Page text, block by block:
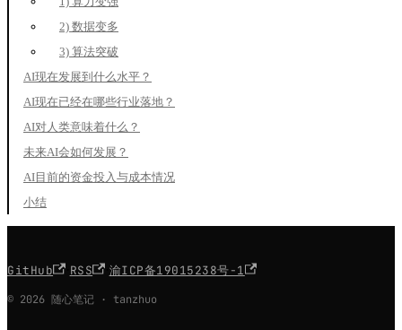
2) 数据变多
3) 算法突破
AI现在发展到什么水平？
AI现在已经在哪些行业落地？
AI对人类意味着什么？
未来AI会如何发展？
AI目前的资金投入与成本情况
小结
GitHub · RSS · 渝ICP备19015238号-1
© 2026 随心笔记 · tanzhuo